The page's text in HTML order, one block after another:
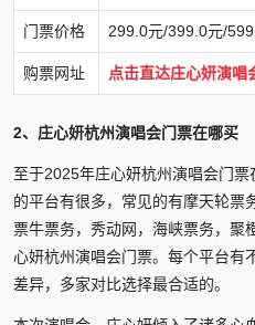
门票价格 299.0元/399.0元/
购票网址 点击直达庄心妍演唱
2、庄心妍杭州演唱会门票在哪买
至于2025年庄心妍杭州演唱会门
的平台有很多，常见的有摩天轮票
票牛票务，秀动网，海峡票务，聚
心妍杭州演唱会门票。每个平台有
差异，多家对比选择最合适的。